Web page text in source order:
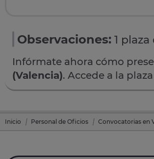
Observaciones: 1
Infórmate ahora cómo
(Valencia). Accede a la
Inicio Personal de Oficios Convocatorias en